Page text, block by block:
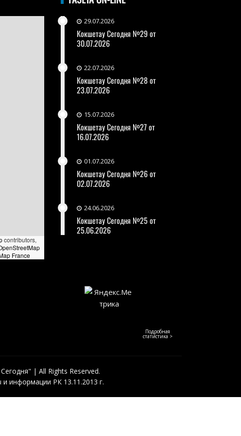
contributors,
France
29.07.2026
Кокшетау Сегодня №29 от
30.07.2026
22.07.2026
Кокшетау Сегодня №28 от
23.07.2026
15.07.2026
Кокшетау Сегодня №27 от
16.07.2026
01.07.2026
Кокшетау Сегодня №26 от
02.07.2026
24.06.2026
Кокшетау Сегодня №25 от
25.06.2026
Подробная
статистика >
| All Rights Reserved.
информации РК 13.11.2013 г.